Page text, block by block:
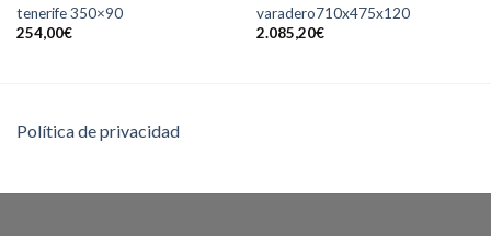
tenerife 350×90
254,00€
varadero710x475x120
2.085,20€
Política de privacidad